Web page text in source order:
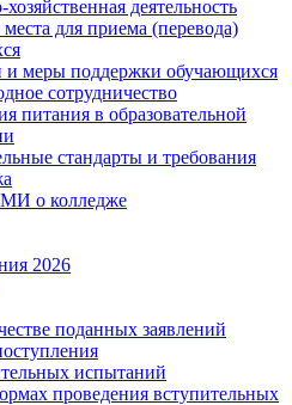
деятельность
для приема (перевода)
и меры поддержки обучающихся
сотрудничество
питания в образовательной
стандарты и требования
о колледже
2026
поданных заявлений
испытаний
проведения вступительных